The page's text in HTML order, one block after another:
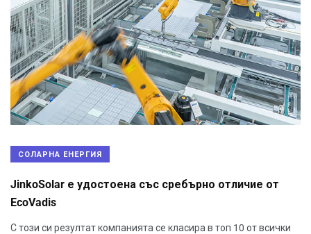
СОЛАРНА ЕНЕРГИЯ
JinkoSolar е удостоена със сребърно отличие от
EcoVadis
С този си резултат компанията се класира в топ 10 от всички